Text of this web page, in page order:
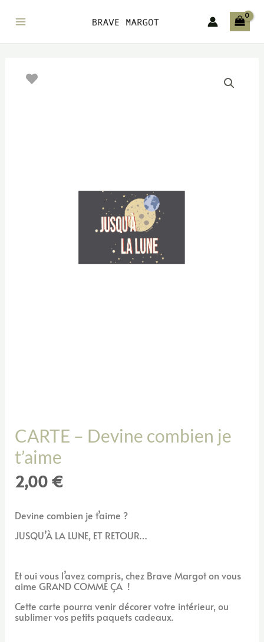
CARTE – Devine combien je
t’aime
2,00 €
Devine combien je t’aime ?
JUSQU’À LA LUNE, ET RETOUR…
Et oui vous l’avez compris, chez Brave Margot on vous
aime GRAND COMME ÇA !
Cette carte pourra venir décorer votre intérieur, ou
sublimer vos petits paquets cadeaux.